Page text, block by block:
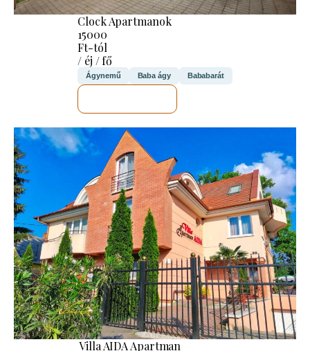
Clock Apartmanok
15000
Ft-tól
/ éj / fő
Ágynemű Baba ágy Bababarát
Villa AIDA Apartman